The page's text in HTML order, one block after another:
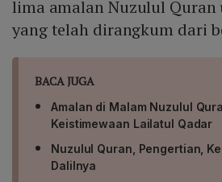
lima amalan Nuzulul
yang telah dirangkum dari
BACA JUGA
Amalan di Malam Nuzulul
Keistimewaan Lailatul Qadar
Nuzulul Quran, Pengertian,
Dalilnya